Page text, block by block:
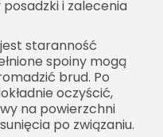
i zalecenia
staranność
spoiny mogą
brud. Po
oczyścić,
na powierzchni
po związaniu.